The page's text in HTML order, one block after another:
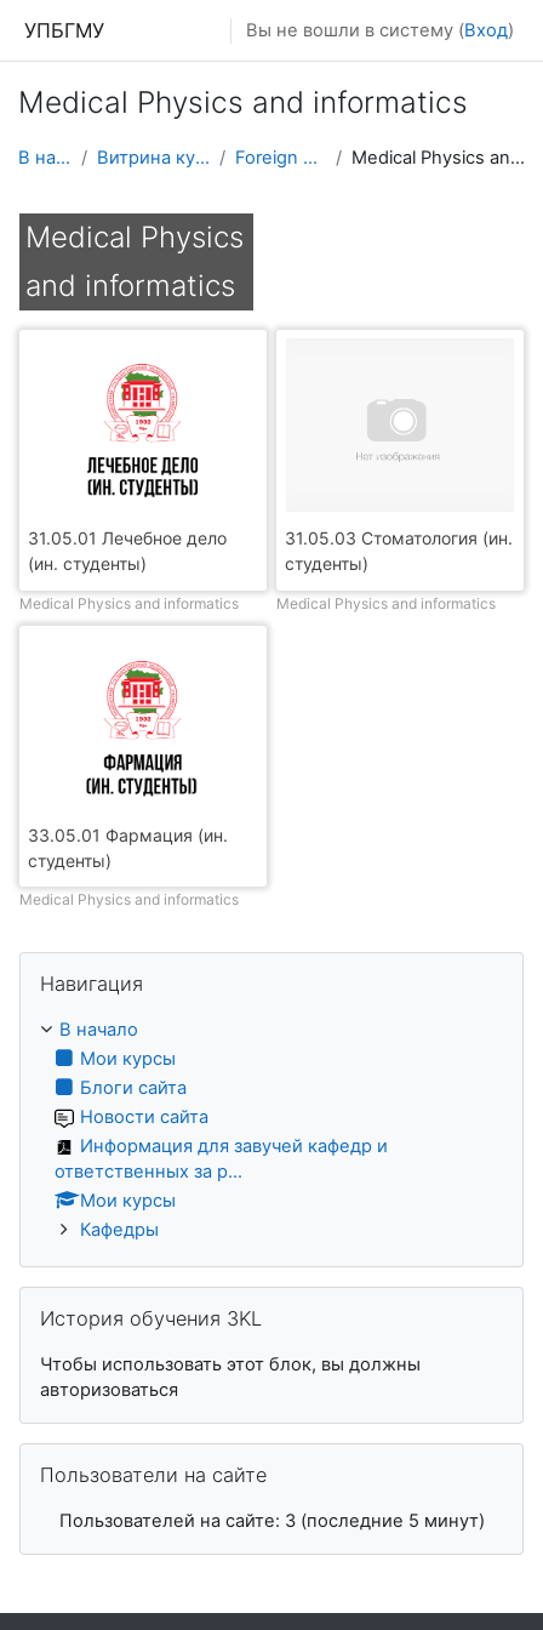
УПБГМУ Вы не вошли в систему (Вход)
Medical Physics and informatics
В начало Витрина курсов 3KL Foreign students Medical Physics and informatics
Medical Physics
and informatics
31.05.01 Лечебное дело
(ин. студенты)
Medical Physics and informatics
31.05.03 Стоматология (ин.
студенты)
Medical Physics and informatics
33.05.01 Фармация (ин.
студенты)
Medical Physics and informatics
Навигация
В начало
Мои курсы
Блоги сайта
Новости сайта
Информация для завучей кафедр и
ответственных за р...
Мои курсы
Кафедры
История обучения 3KL
Чтобы использовать этот блок, вы должны
авторизоваться
Пользователи на сайте
Пользователей на сайте: 3 (последние 5 минут)